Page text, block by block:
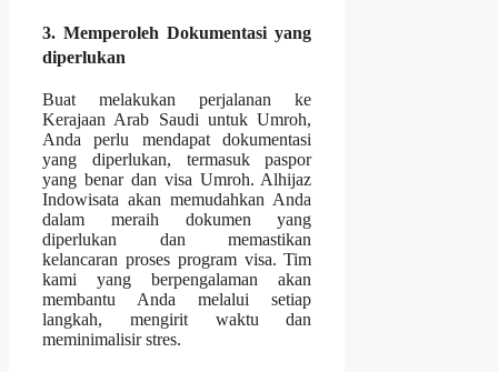
3. Memperoleh Dokumentasi yang
diperlukan
Buat melakukan perjalanan ke
Kerajaan Arab Saudi untuk Umroh,
Anda perlu mendapat dokumentasi
yang diperlukan, termasuk paspor
yang benar dan visa Umroh. Alhijaz
Indowisata akan memudahkan Anda
dalam meraih dokumen yang
diperlukan dan memastikan
kelancaran proses program visa. Tim
kami yang berpengalaman akan
membantu Anda melalui setiap
langkah, mengirit waktu dan
meminimalisir stres.